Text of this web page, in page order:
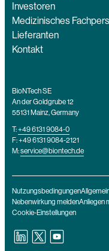
Investoren
Medizinisches
Lieferanten
Kontakt
BioNTech SE
An der Goldgrube 12
55131 Mainz, Germany
T:+49 6131 9084-0
F: +49 6131 9084-2121
M:service@biontech.de
Nutzungsbedingungen
Nebenwirkung meldenAnliegen
Cookie-Einstellungen